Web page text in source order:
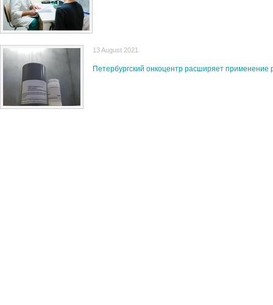
13 August 2021
Петербургский онкоцентр расширяет применение